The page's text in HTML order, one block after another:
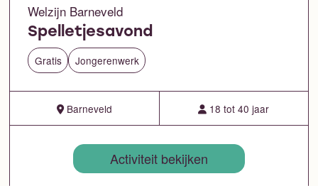
Welzijn Barneveld
Spelletjesavond
Gratis Jongerenwerk
Barneveld 18 tot 40 jaar
Activiteit bekijken